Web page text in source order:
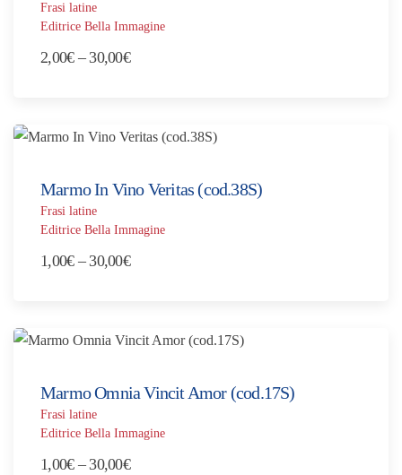
Frasi latine
Editrice Bella Immagine
2,00€ – 30,00€Fascia
da
Marmo In Vino Veritas (cod.38S)
Frasi latine
Editrice Bella Immagine
1,00€ – 30,00€Fascia
da
a
Marmo Omnia Vincit Amor (cod.17S)
Frasi latine
Editrice Bella Immagine
1,00€ – 30,00€Fascia